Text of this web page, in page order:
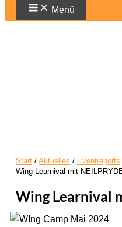
Menü
Start Aktuelles
Eventreports
Wing Learnival mit
Wing Learnival